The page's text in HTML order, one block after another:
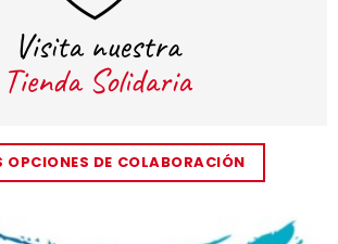
OPCIONES DE COLABORACIÓN